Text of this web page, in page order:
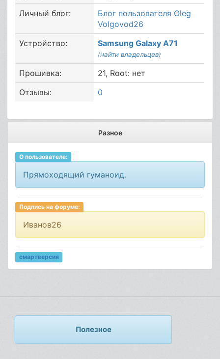
Личный блог:
Блог пользователя Oleg
Volgovod26
Устройство:
Samsung Galaxy A71
(найти владельцев)
Прошивка:
21, Root: нет
Отзывы:
0
Разное
О пользователе:
Прямоходящий гуманоид.
Подпись на форуме:
Иванов26
смартверсия
Полезное